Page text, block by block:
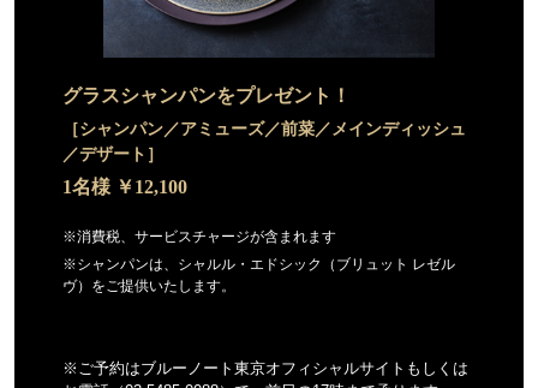
グラスシャンパンをプレゼント！
［シャンパン／アミューズ／前菜／メインディッシュ
／デザート］
1名様 ￥12,100
※消費税、サービスチャージが含まれます
※シャンパンは、シャルル・エドシック（ブリュット レゼル
ヴ）をご提供いたします。
※ご予約はブルーノート東京オフィシャルサイトもしくは